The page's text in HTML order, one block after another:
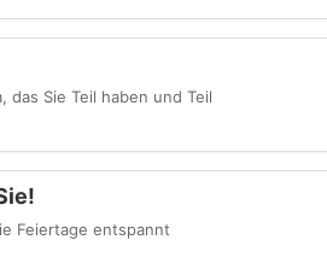
Sie Teil haben und Teil
Feiertage entspannt